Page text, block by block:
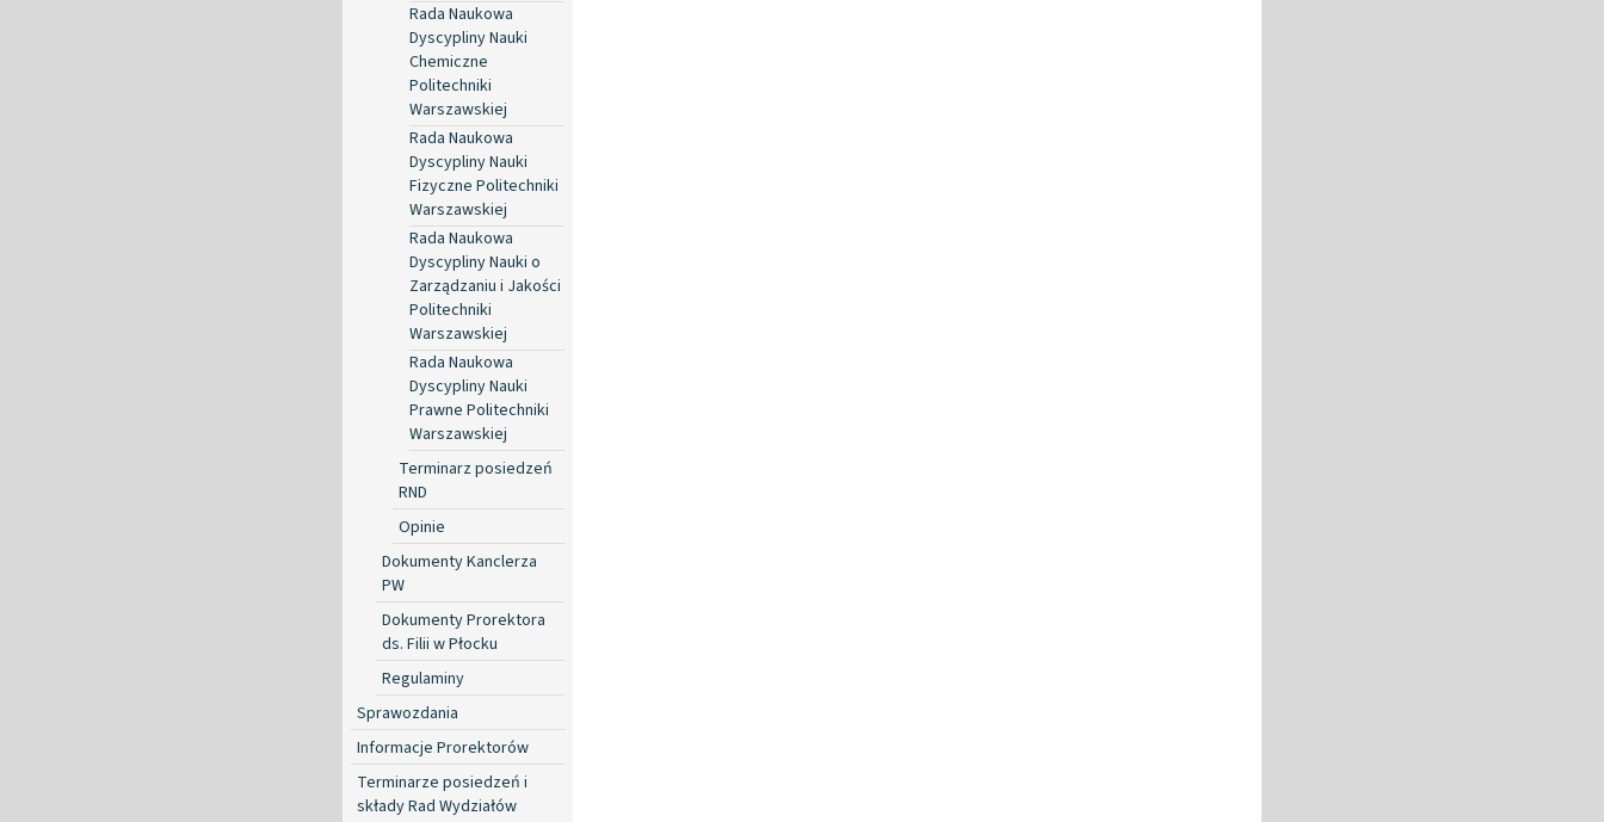
Rada Naukowa
Dyscypliny Nauki
Chemiczne
Politechniki
Warszawskiej
Rada Naukowa
Dyscypliny Nauki
Fizyczne Politechniki
Warszawskiej
Rada Naukowa
Dyscypliny Nauki o
Zarządzaniu i Jakości
Politechniki
Warszawskiej
Rada Naukowa
Dyscypliny Nauki
Prawne Politechniki
Warszawskiej
Terminarz posiedzeń
RND
Opinie
Dokumenty Kanclerza
PW
Dokumenty Prorektora
ds. Filii w Płocku
Regulaminy
Sprawozdania
Informacje Prorektorów
Terminarze posiedzeń i
składy Rad Wydziałów